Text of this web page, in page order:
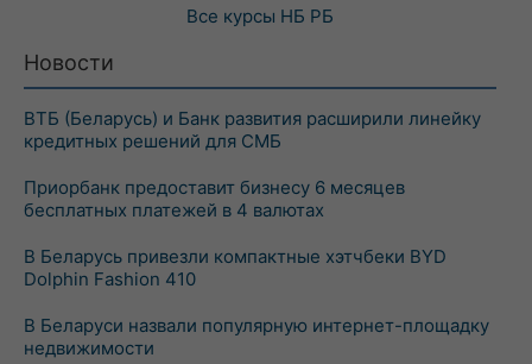
Все курсы НБ РБ
Новости
ВТБ (Беларусь) и Банк развития расширили линейку
кредитных решений для СМБ
Приорбанк предоставит бизнесу 6 месяцев
бесплатных платежей в 4 валютах
В Беларусь привезли компактные хэтчбеки BYD
Dolphin Fashion 410
В Беларуси назвали популярную интернет-площадку
недвижимости